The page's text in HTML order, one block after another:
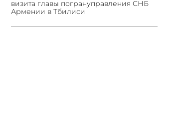
визита главы погрануправления СНБ
Армении в Тбилиси